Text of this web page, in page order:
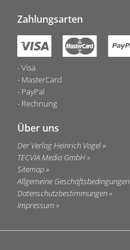
Zahlungsarten
Visa
MasterCard
PayPal
Rechnung
Über uns
Der Verlag Heinrich Vogel
TECVIA Media GmbH
Sitemap
Allgemeine Geschäftsbedingungen
Datenschutzbestimmungen
Impressum